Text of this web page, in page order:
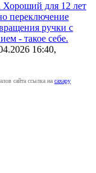
Хороший для 12 лет
переключение
ручки с
- такое себе.
16:40,
сайта ссылка на caxapу